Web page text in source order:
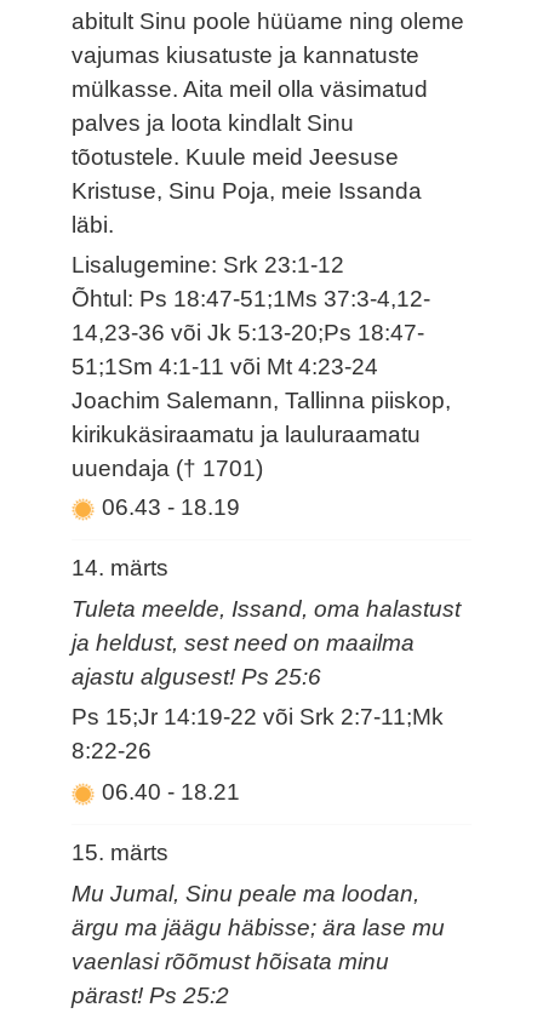
abitult Sinu poole hüüame ning oleme
vajumas kiusatuste ja kannatuste
mülkasse. Aita meil olla väsimatud
palves ja loota kindlalt Sinu
tõotustele. Kuule meid Jeesuse
Kristuse, Sinu Poja, meie Issanda
läbi.
Lisalugemine: Srk 23:1-12
Õhtul: Ps 18:47-51;1Ms 37:3-4,12-
14,23-36 või Jk 5:13-20;Ps 18:47-
51;1Sm 4:1-11 või Mt 4:23-24
Joachim Salemann, Tallinna piiskop,
kirikukäsiraamatu ja lauluraamatu
uuendaja († 1701)
06.43- 18.19
14. märts
Tuleta meelde, Issand, oma halastust
ja heldust, sest need on maailma
ajastu algusest! Ps 25:6
Ps 15;Jr 14:19-22 või Srk 2:7-11;Mk
8:22-26
06.40- 18.21
15. märts
Mu Jumal, Sinu peale ma loodan,
ärgu ma jäägu häbisse; ära lase mu
vaenlasi rõõmust hõisata minu
pärast! Ps 25:2